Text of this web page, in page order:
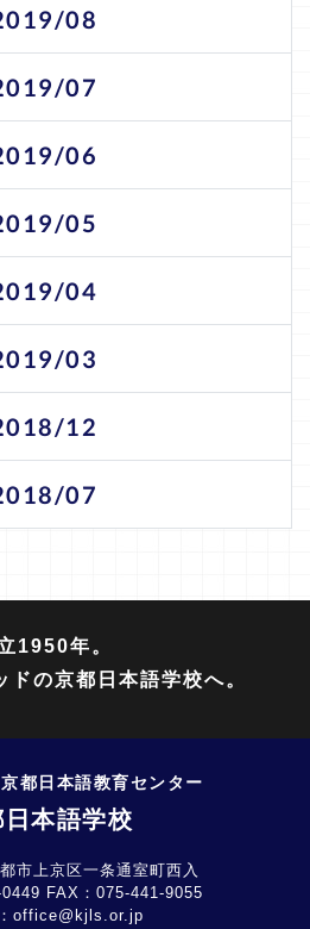
08
07
06
05
04
03
12
07
1950年。
ドの京都日本語学校へ。
都日本語教育センター
日本語学校
市上京区一条通室町西入
FAX： 075-441-9055
office@kjls.or.jp